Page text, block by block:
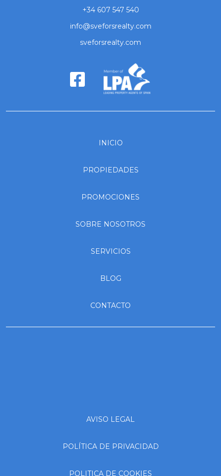
+34 607 547 540
info@sveforsrealty.com
sveforsrealty.com
INICIO
PROPIEDADES
PROMOCIONES
SOBRE NOSOTROS
SERVICIOS
BLOG
CONTACTO
AVISO LEGAL
POLÍTICA DE PRIVACIDAD
POLITICA DE COOKIES